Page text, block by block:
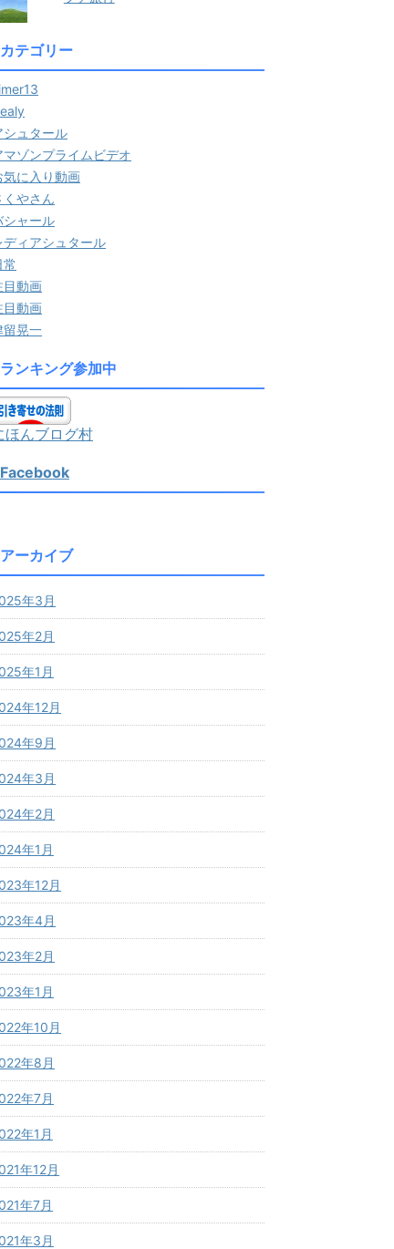
カテゴリー
シュタール
マゾンプライムビデオ
気に入り動画
くやさん
シャール
ディアシュタール
常
目動画
目動画
留晃一
ランキング参加中
ほんブログ村
Facebook
アーカイブ
年3月
年2月
年1月
年12月
年9月
年3月
年2月
年1月
年12月
年4月
年2月
年1月
年10月
年8月
年7月
年1月
年12月
年7月
年3月